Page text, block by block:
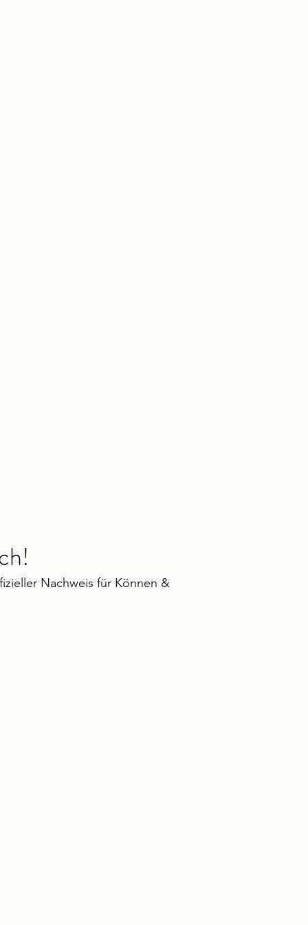
Nachweis für Können &